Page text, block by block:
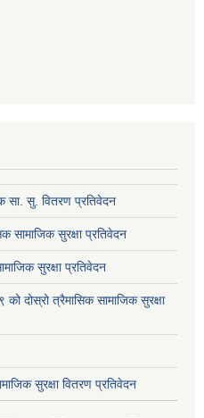
सु. वितरण प्रतिवेदन
सुरक्षा प्रतिवेदन
सुरक्षा प्रतिवेदन
दोस्रो त्रैमासिक सामाजिक सुरक्षा
सुरक्षा वितरण प्रतिवेदन